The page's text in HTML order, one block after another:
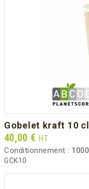
gobelet kraft 10 cl
Prix
40,00 € HT
Conditionnement : 1000
GCK10